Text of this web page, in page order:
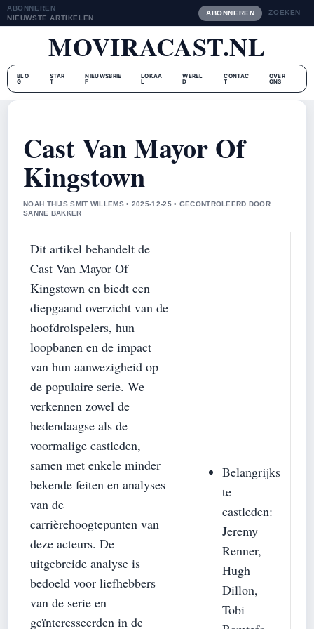
ABONNEREN
NIEUWSTE ARTIKELEN
ABONNEREN ZOEKEN
MOVIRACAST.NL
BLO
G
STAR
T
NIEUWSBRIE
F
LOKAA
L
WEREL
D
CONTAC
T
OVER
ONS
Cast Van Mayor Of
Kingstown
NOAH THIJS SMIT WILLEMS • 2025-12-25 • GECONTROLEERD DOOR
SANNE BAKKER
Dit artikel behandelt de
Cast Van Mayor Of
Kingstown en biedt een
diepgaand overzicht van de
hoofdrolspelers, hun
loopbanen en de impact
van hun aanwezigheid op
de populaire serie. We
verkennen zowel de
hedendaagse als de
voormalige castleden,
samen met enkele minder
bekende feiten en analyses
van de
carrièrehoogtepunten van
deze acteurs. De
uitgebreide analyse is
bedoeld voor liefhebbers
van de serie en
geïnteresseerden in de
Belangrijks
te
castleden:
Jeremy
Renner,
Hugh
Dillon,
Tobi